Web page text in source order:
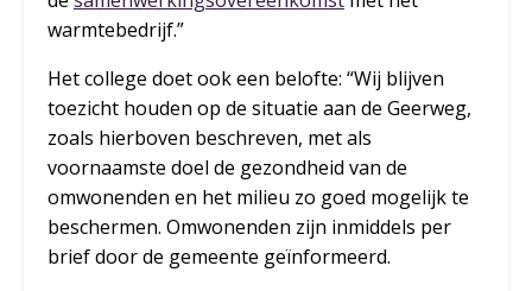
warmtebedrijf.”
Het college doet ook een belofte: “Wij blijven
toezicht houden op de situatie aan de Geerweg,
zoals hierboven beschreven, met als
voornaamste doel de gezondheid van de
omwonenden en het milieu zo goed mogelijk te
beschermen. Omwonenden zijn inmiddels per
brief door de gemeente geïnformeerd.